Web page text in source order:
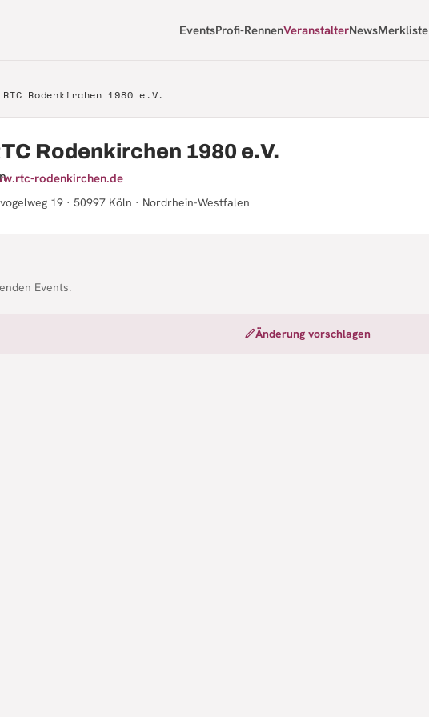
EventsProfi-RennenVeranstalterNewsMerkliste
RTC Rodenkirchen 1980 e.V.
Rodenkirchen 1980 e.V.
rodenkirchen.de
19 · 50997 Köln · Nordrhein-Westfalen
Events.
Änderung vorschlagen